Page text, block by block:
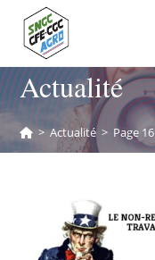
Actualité
> Actualité > Page 16